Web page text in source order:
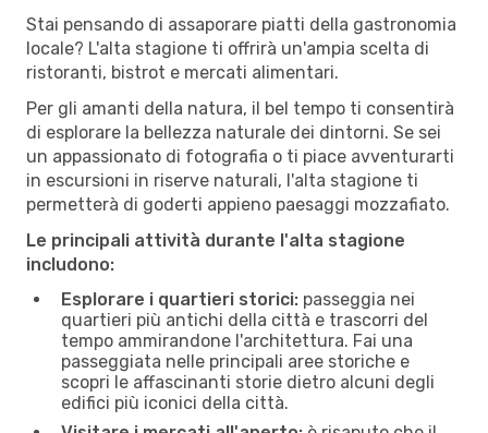
Stai pensando di assaporare piatti della gastronomia
locale? L'alta stagione ti offrirà un'ampia scelta di
ristoranti, bistrot e mercati alimentari.
Per gli amanti della natura, il bel tempo ti consentirà
di esplorare la bellezza naturale dei dintorni. Se sei
un appassionato di fotografia o ti piace avventurarti
in escursioni in riserve naturali, l'alta stagione ti
permetterà di goderti appieno paesaggi mozzafiato.
Le principali attività durante l'alta stagione
includono:
Esplorare i quartieri storici: passeggia nei
quartieri più antichi della città e trascorri del
tempo ammirandone l'architettura. Fai una
passeggiata nelle principali aree storiche e
scopri le affascinanti storie dietro alcuni degli
edifici più iconici della città.